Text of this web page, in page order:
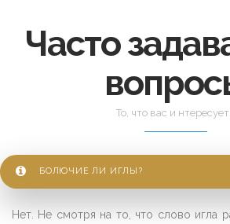
Часто
То, что вас и
БОЛЮЧИЕ ЛИ ИГЛЫ?
Нет. Не смотря на то, что слово игла